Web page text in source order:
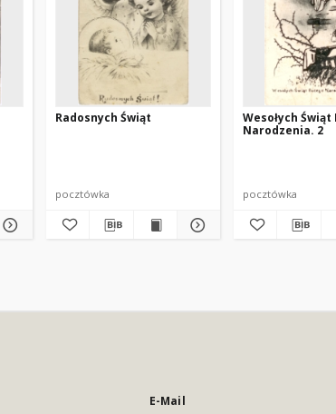
Radosnych Świąt
pocztówka
Wesołych Świąt
Narodzenia. 2
pocztówka
E-Mail